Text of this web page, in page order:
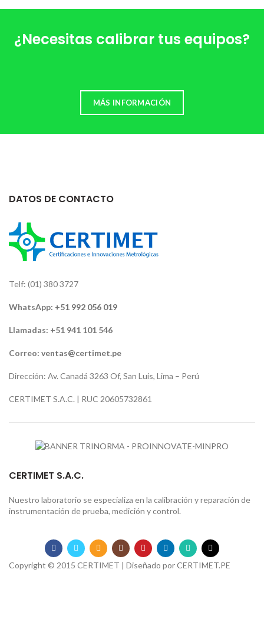
¿Necesitas calibrar tus equipos?
MÁS INFORMACIÓN
DATOS DE CONTACTO
Telf: (01) 380 3727
WhatsApp: +51 992 056 019
Llamadas: +51 941 101 546
Correo: ventas@certimet.pe
Dirección: Av. Canadá 3263 Of, San Luis, Lima – Perú
CERTIMET S.A.C. | RUC 20605732861
CERTIMET S.A.C.
Nuestro laboratorio se especializa en la calibración y reparación de
instrumentación de prueba, medición y control.
Copyright © 2015 CERTIMET | Diseñado porCERTIMET.PE